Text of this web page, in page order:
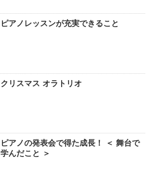
ピアノレッスンが充実できること
クリスマス オラトリオ
ピアノの発表会で得た成長！ ＜ 舞台で
学んだこと ＞